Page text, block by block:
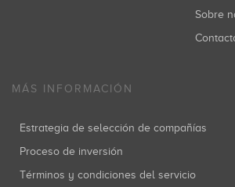
Sobre
MÁS INFORMACIÓN
Estrategia de selección de compañías
Proceso de inversión
Términos y condiciones del servicio